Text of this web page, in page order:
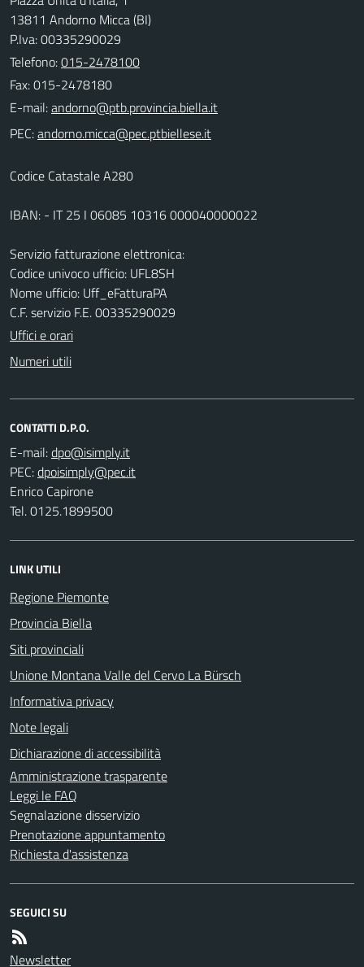
13811 Andorno Micca (BI)
P.Iva: 00335290029
Telefono:015-2478100
Fax: 015-2478180
E-mail:
PEC:
Codice Catastale A280
IBAN: - IT 25 I 06085 10316 000040000022
Servizio fatturazione elettronica:
Codice univoco ufficio: UFL8SH
Nome ufficio: Uff_eFatturaPA
C.F. servizio F.E. 00335290029
Uffici e orari
Numeri utili
CONTATTI D.P.O.
E-mail:
PEC:
Enrico Capirone
Tel. 0125.1899500
LINK UTILI
Regione Piemonte
Provincia Biella
Siti provinciali
Unione Montana Valle del Cervo La Bürsch
Informativa privacy
Note legali
Dichiarazione di accessibilità
Amministrazione trasparente
Leggi le FAQ
Segnalazione disservizio
Prenotazione appuntamento
Richiesta d'assistenza
SEGUICI SU
Newsletter